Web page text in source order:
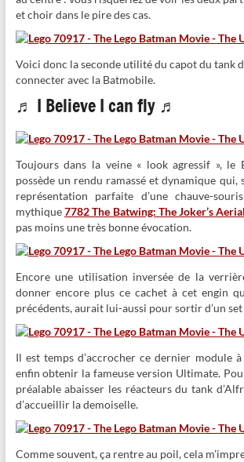
et choir dans le pire des cas.
Voici donc la seconde utilité du capot du tank
connecter avec la Batmobile.
♬ I Believe I can fly ♬
Toujours dans la veine « look agressif », le
possède un rendu ramassé et dynamique qui,
représentation parfaite d’une chauve-
mythique7782 The Batwing: The Joker’s
pas moins une très bonne évocation.
Encore une utilisation inversée de la
donner encore plus ce cachet à cet engin
précédents, aurait lui-aussi pour sortir d’un
Il est temps d’accrocher ce dernier module
enfin obtenir la fameuse version Ultimate.
préalable abaisser les réacteurs du tank
d’accueillir la demoiselle.
Comme souvent, ça rentre au poil, cela